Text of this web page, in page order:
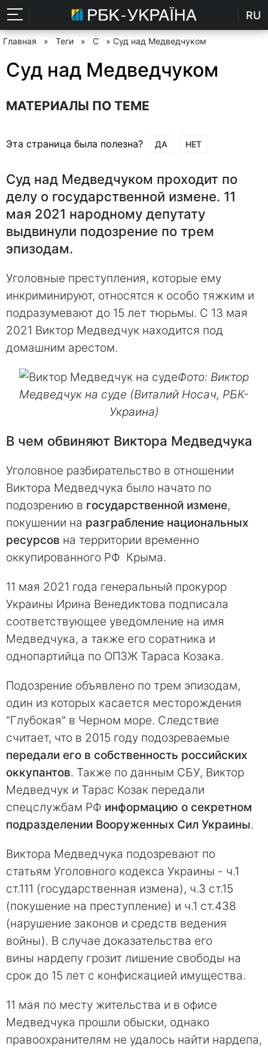
RU
Главная » Теги » С » Суд над Медведчуком
Суд над Медведчуком
МАТЕРИАЛЫ ПО ТЕМЕ
Эта страница была полезна? ДА НЕТ
Суд над Медведчуком проходит по
делу о государственной измене. 11
мая 2021 народному депутату
выдвинули подозрение по трем
эпизодам.
Уголовные преступления, которые ему
инкриминируют, относятся к особо тяжким и
подразумевают до 15 лет тюрьмы. С 13 мая
2021 Виктор Медведчук находится под
домашним арестом.
Фото: Виктор
Медведчук на суде (Виталий Носач, РБК-
Украина)
В чем обвиняют Виктора Медведчука
Уголовное разбирательство в отношении
Виктора Медведчука было начато по
подозрению в государственной измене,
покушении на разграбление национальных
ресурсов на территории временно
оккупированного РФ Крыма.
11 мая 2021 года генеральный прокурор
Украины Ирина Венедиктова подписала
соответствующее уведомление на имя
Медведчука, а также его соратника и
однопартийца по ОПЗЖ Тараса Козака.
Подозрение объявлено по трем эпизодам,
один из которых касается месторождения
"Глубокая" в Черном море. Следствие
считает, что в 2015 году подозреваемые
передали его в собственность российских
оккупантов. Также по данным СБУ, Виктор
Медведчук и Тарас Козак передали
спецслужбам РФ информацию о секретном
подразделении Вооруженных Сил Украины.
Виктора Медведчука подозревают по
статьям Уголовного кодекса Украины - ч.1
ст.111 (государственная измена), ч.3 ст.15
(покушение на преступление) и ч.1 ст.438
(нарушение законов и средств ведения
войны). В случае доказательства его
вины нардепу грозит лишение свободы на
срок до 15 лет с конфискацией имущества.
11 мая по месту жительства и в офисе
Медведчука прошли обыски, однако
правоохранителям не удалось найти нардепа,